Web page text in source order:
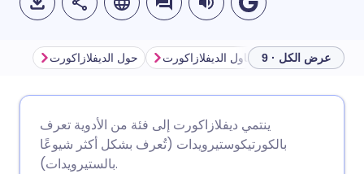
مشاركة عبر فيسبوك
🇩🇪 Deutsch
🇪🇸 Español
حول الديفلازاكورت قبل تناول الديفلازاكورت ديفلازاكورت
عرض الكل · 9
ينتمي ديفلازاكورت إلى فئة من الأدوية تعرف
بالكورتيكوستيرويدات (تُعرف بشكل أكثر شيوعًا
بالستيرويدات).